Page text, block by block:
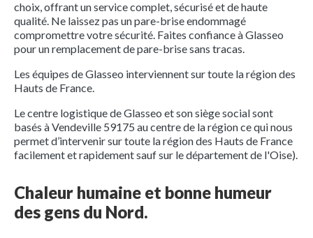
choix, offrant un service complet, sécurisé et de haute
qualité. Ne laissez pas un pare-brise endommagé
compromettre votre sécurité. Faites confiance à Glasseo
pour un remplacement de pare-brise sans tracas.
Les équipes de Glasseo interviennent sur toute la région des
Hauts de France.
Le centre logistique de Glasseo et son siège social sont
basés à Vendeville 59175 au centre de la région ce qui nous
permet d’intervenir sur toute la région des Hauts de France
facilement et rapidement sauf sur le département de l'Oise).
Chaleur humaine et bonne humeur
des gens du Nord.